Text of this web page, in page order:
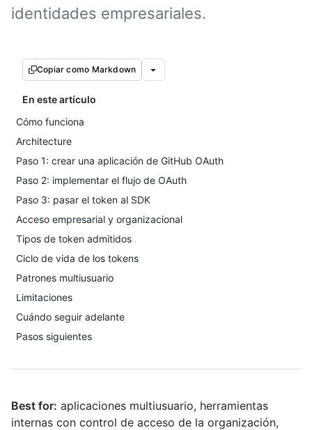
identidades empresariales.
Copiar como Markdown
En este artículo
Cómo funciona
Architecture
Paso 1: crear una aplicación de GitHub OAuth
Paso 2: implementar el flujo de OAuth
Paso 3: pasar el token al SDK
Acceso empresarial y organizacional
Tipos de token admitidos
Ciclo de vida de los tokens
Patrones multiusuario
Limitaciones
Cuándo seguir adelante
Pasos siguientes
Best for: aplicaciones multiusuario, herramientas
internas con control de acceso de la organización,